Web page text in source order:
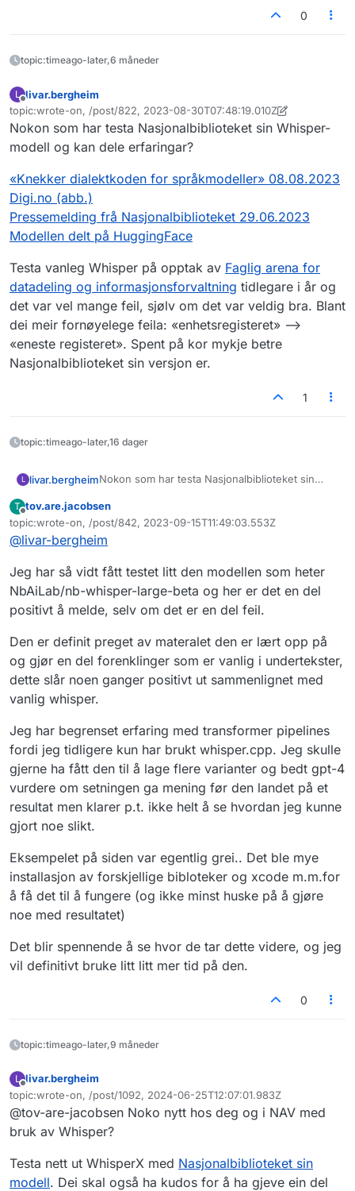
0
topic:timeago-later,6 måneder
L
Frakoblet
livar.bergheim
topic:wrote-on, /post/822, 2023-08-30T07:48:19.010Z
Sist endret av livar.bergheim
Nokon som har testa Nasjonalbiblioteket sin Whisper-
modell og kan dele erfaringar?
«Knekker dialektkoden for språkmodeller» 08.08.2023
Digi.no (abb.)
Pressemelding frå Nasjonalbiblioteket 29.06.2023
Modellen delt på HuggingFace
Testa vanleg Whisper på opptak av Faglig arena for
datadeling og informasjonsforvaltning tidlegare i år og
det var vel mange feil, sjølv om det var veldig bra. Blant
dei meir fornøyelege feila: «enhetsregisteret» -->
«eneste registeret». Spent på kor mykje betre
Nasjonalbiblioteket sin versjon er.
1
topic:timeago-later,16 dager
L livar.bergheimNokon som har testa Nasjonalbiblioteket sin
«Knekker dialektkoden for språkmodeller»
08.08.2023 Digi.no (abb.)
Pressemelding frå Nasjonalbiblioteket
Modellen delt på HuggingFace
Testa vanleg Whisper på opptak av
tidlegare i år og det var vel mange feil, sjølv om
det var veldig bra. Blant dei meir fornøyelege
feila: «enhetsregisteret» --> «eneste
registeret». Spent på kor mykje betre
T
Frakoblet
tov.are.jacobsen
topic:wrote-on, /post/842, 2023-09-15T11:49:03.553Z
Sist endret av
@livar-bergheim
Jeg har så vidt fått testet litt den modellen som heter
NbAiLab/nb-whisper-large-beta og her er det en del
positivt å melde, selv om det er en del feil.
Den er definit preget av materalet den er lært opp på
og gjør en del forenklinger som er vanlig i undertekster,
dette slår noen ganger positivt ut sammenlignet med
vanlig whisper.
Jeg har begrenset erfaring med transformer pipelines
fordi jeg tidligere kun har brukt whisper.cpp. Jeg skulle
gjerne ha fått den til å lage flere varianter og bedt gpt-4
vurdere om setningen ga mening før den landet på et
resultat men klarer p.t. ikke helt å se hvordan jeg kunne
gjort noe slikt.
Eksempelet på siden var egentlig grei.. Det ble mye
installasjon av forskjellige bibloteker og xcode m.m.for
å få det til å fungere (og ikke minst huske på å gjøre
noe med resultatet)
Det blir spennende å se hvor de tar dette videre, og jeg
vil definitivt bruke litt litt mer tid på den.
0
topic:timeago-later,9 måneder
L
Frakoblet
livar.bergheim
topic:wrote-on, /post/1092, 2024-06-25T12:07:01.983Z
Sist endret av
@tov-are-jacobsen Noko nytt hos deg og i NAV med
bruk av Whisper?
Testa nett ut WhisperX med Nasjonalbiblioteket sin
modell. Dei skal også ha kudos for å ha gjeve ein del